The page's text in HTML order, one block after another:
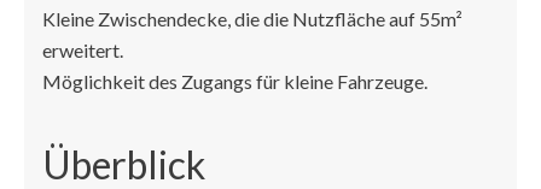
Kleine Zwischendecke, die die Nutzfläche auf 55m²
erweitert.
Möglichkeit des Zugangs für kleine Fahrzeuge.
Überblick